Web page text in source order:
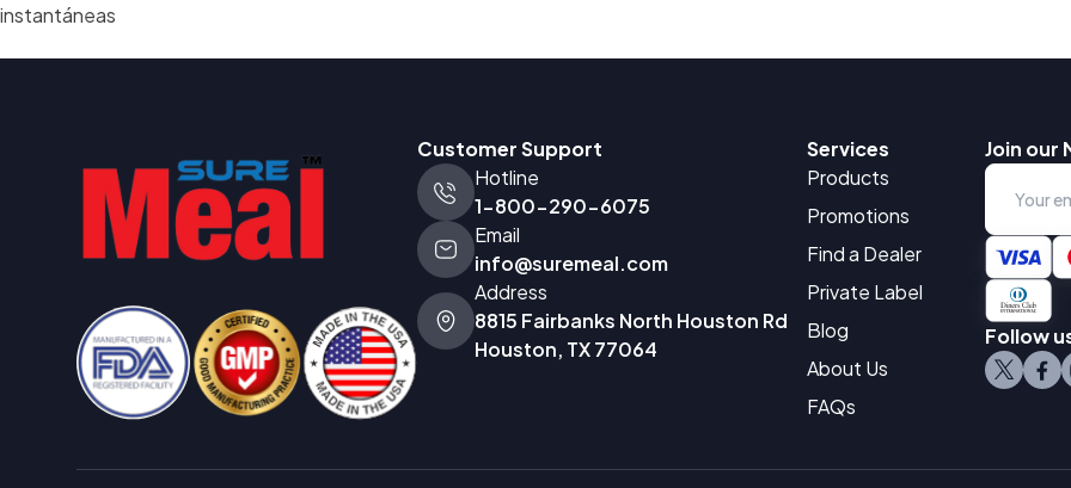
navigation
instantáneas
Customer Support
Hotline
1-800-290-6075
Email
info@suremeal.com
Address
8815 Fairbanks North Houston Rd
Houston, TX 77064
Services
Products
Promotions
Find a Dealer
Private Label
Blog
About Us
FAQs
Join our
Follow